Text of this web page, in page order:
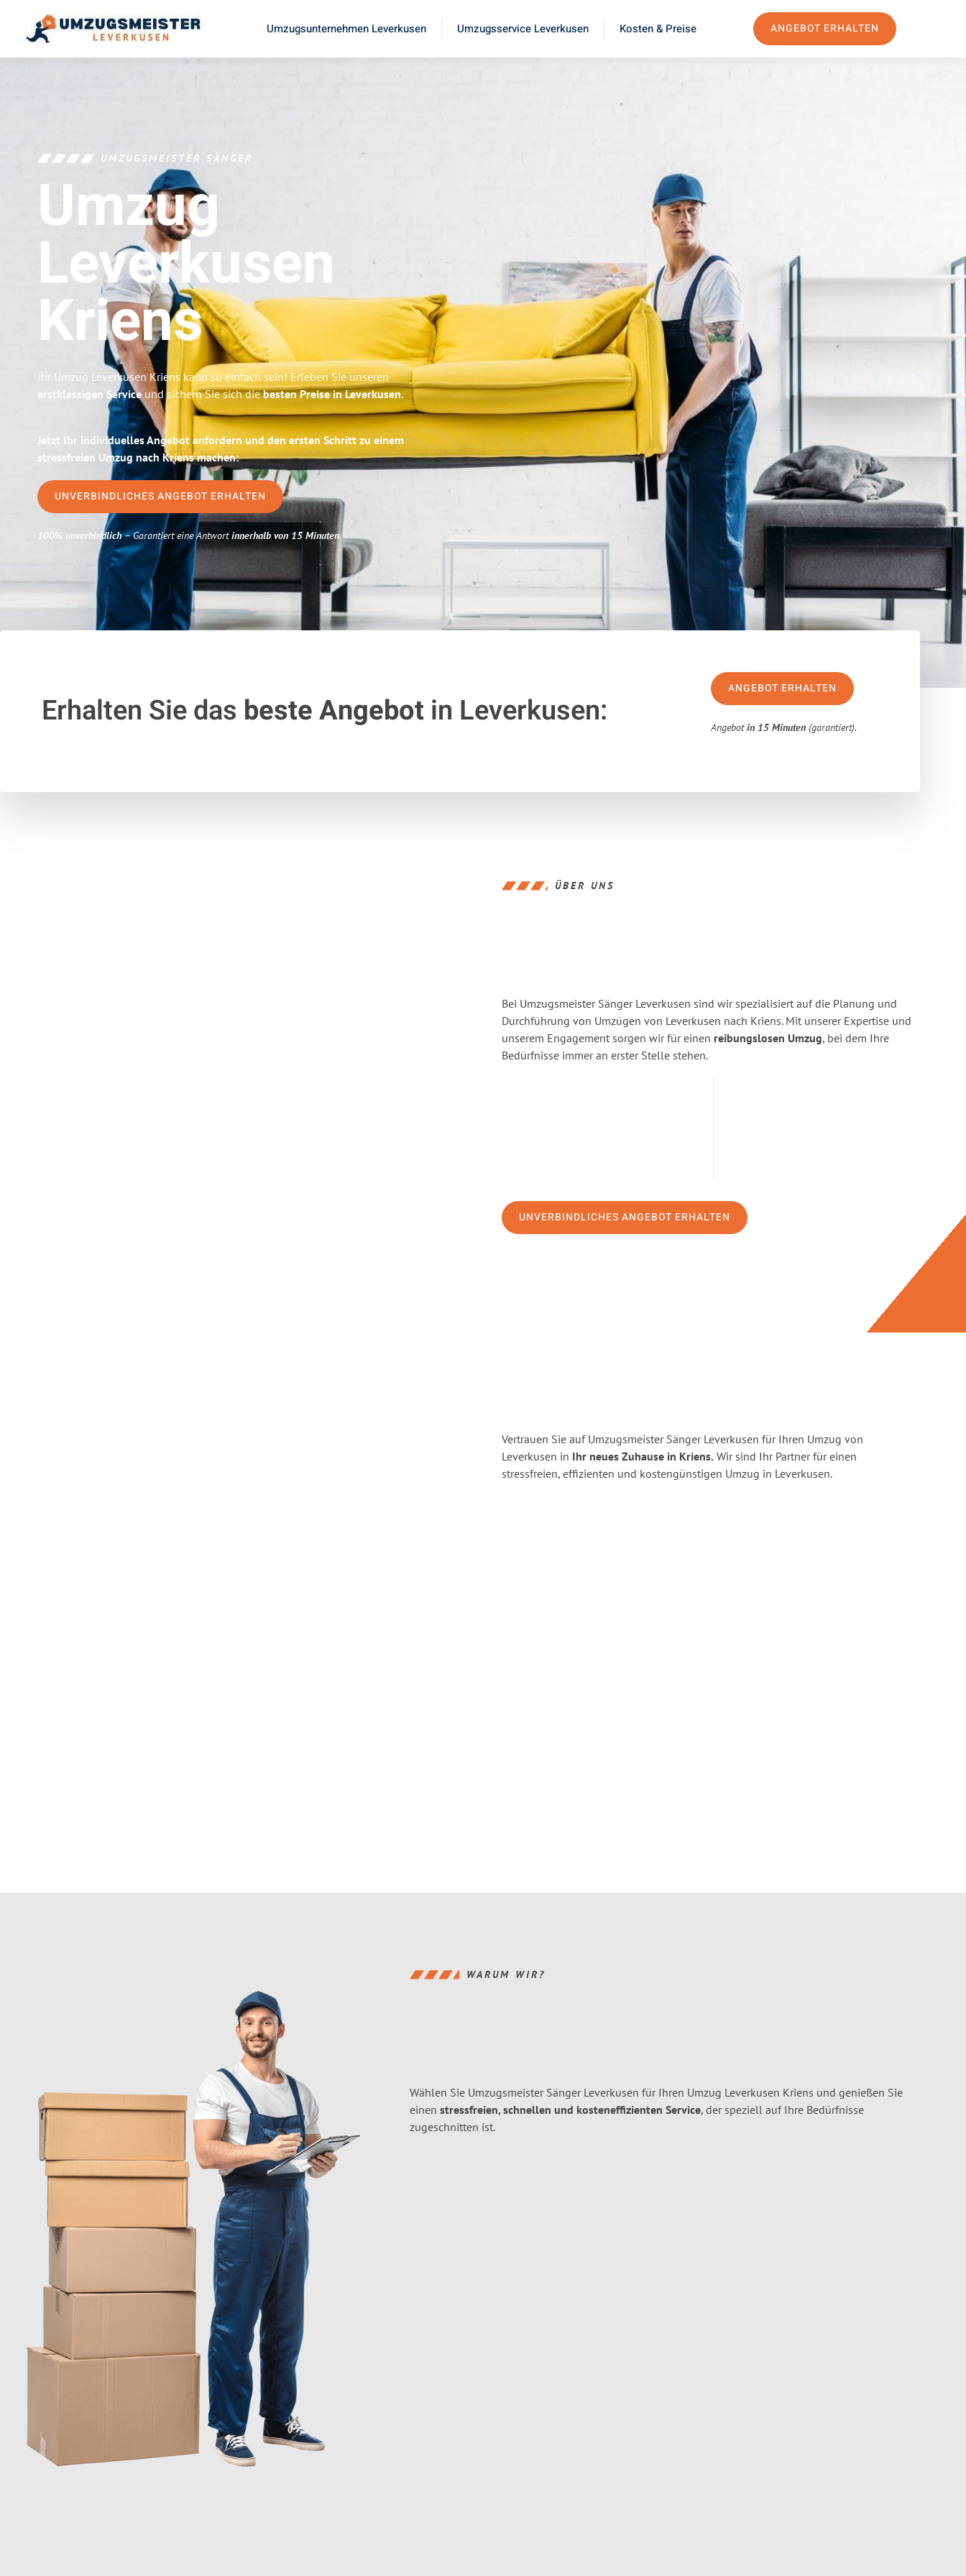
Umzugsunternehmen Leverkusen Umzugsservice Leverkusen Kosten & Preise ANGEBOT ERHALTEN
UMZUGSMEISTER SÄNGER
Umzug
Leverkusen
Kriens
Ihr Umzug Leverkusen Kriens kann so einfach sein! Erleben Sie unseren
erstklassigen Serviceund sichern Sie sich diebesten Preise in Leverkusen.
Jetzt Ihr individuelles Angebot anfordern und den ersten Schritt zu einem
stressfreien Umzug nach Kriens machen:
UNVERBINDLICHES ANGEBOT ERHALTEN
100% unverbindlich– Garantiert eine Antwortinnerhalb von 15 Minuten.
Erhalten Sie das beste Angebotin Leverkusen:
ANGEBOT ERHALTEN
Angebotin 15 Minuten (garantiert).
ÜBER UNS
Bei Umzugsmeister Sänger Leverkusen sind wir spezialisiert auf die Planung und
Durchführung von Umzügen von Leverkusen nach Kriens. Mit unserer Expertise und
unserem Engagement sorgen wir für einen reibungslosen Umzug, bei dem Ihre
Bedürfnisse immer an erster Stelle stehen.
UNVERBINDLICHES ANGEBOT ERHALTEN
Vertrauen Sie auf Umzugsmeister Sänger Leverkusen für Ihren Umzug von
Leverkusen in Ihr neues Zuhause in Kriens. Wir sind Ihr Partner für einen
stressfreien, effizienten und kostengünstigen Umzug in Leverkusen.
WARUM WIR?
Wählen Sie Umzugsmeister Sänger Leverkusen für Ihren Umzug Leverkusen Kriens und genießen Sie
einen stressfreien, schnellen und kosteneffizienten Service, der speziell auf Ihre Bedürfnisse
zugeschnitten ist.